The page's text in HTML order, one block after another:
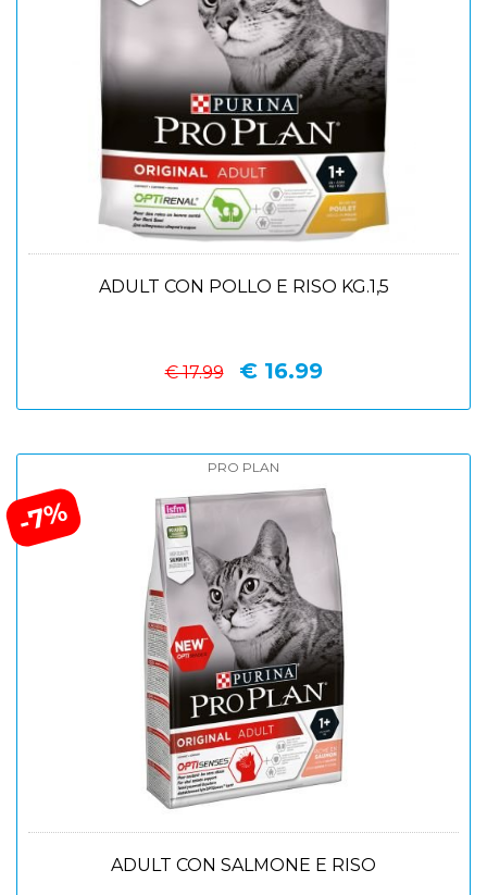
ADULT CON POLLO E RISO KG.1,5
€ 17.99 € 16.99
-7%
PRO PLAN
ADULT CON SALMONE E RISO